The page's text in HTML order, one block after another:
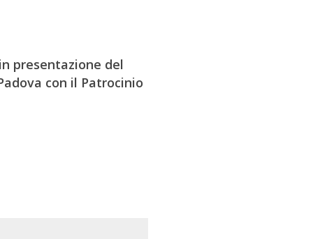
presentazione del
con il Patrocinio